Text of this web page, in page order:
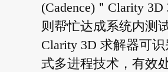
(Cadence)＂Clarity
则帮忙达成系统内测
Clarity 3D 求解器可
式多进程技术，有效